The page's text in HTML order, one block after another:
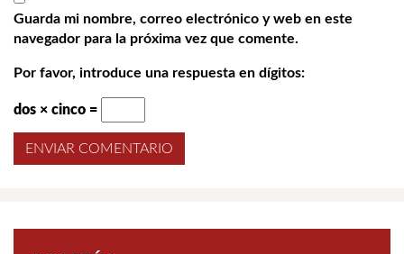
Guarda mi nombre, correo electrónico y web en este
navegador para la próxima vez que comente.
Por favor, introduce una respuesta en dígitos:
dos × cinco =